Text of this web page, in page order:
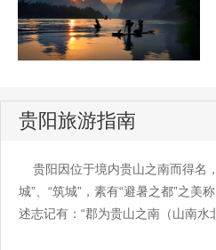
贵阳旅游指南
贵阳因位于境内贵山之南而得名
城”、“筑城”，素有“避暑之都”之
述志记有：“郡为贵山之南（山南